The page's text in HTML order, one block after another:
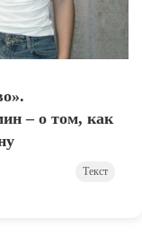
– о том, как
Текст